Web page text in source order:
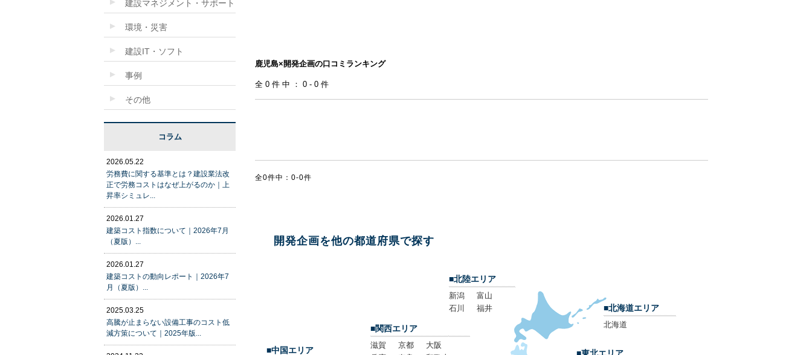
鹿児島×開発企画の口コミランキング
全0件中：0-0件
全0件中：0-0件
開発企画を他の都道府県で探す
■北海道エリア
北海道
■北陸エリア
新潟
富山
石川
福井
■関西エリア
滋賀 京都
大阪
■中国エリア
建設マネジメント・サポート
環境・災害
建設IT・ソフト
事例
その他
コラム
2026.05.22
労務費に関する基準とは？建設業法改
正で労務コストはなぜ上がるのか｜上
昇率シミュレ...
2026.01.27
建築コスト指数について｜2026年7月
（夏版）...
2026.01.27
建築コストの動向レポート｜2026年7
月（夏版）...
2025.03.25
高騰が止まらない設備工事のコスト低
減方策について｜2025年版...